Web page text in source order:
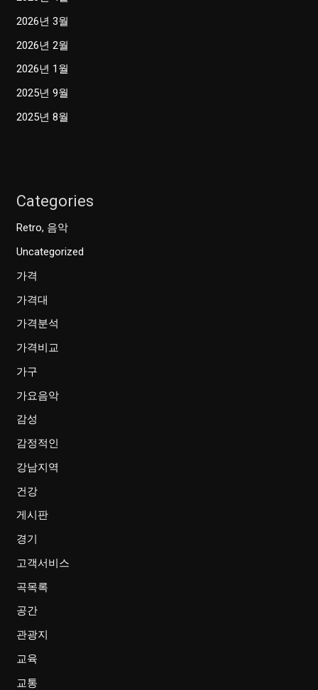
2026년 3월
2026년 2월
2026년 1월
2025년 9월
2025년 8월
Categories
Retro, 음악
Uncategorized
가격
가격대
가격분석
가격비교
가구
가요음악
감성
감정적인
강남지역
건강
게시판
경기
고객서비스
곡목록
공간
관광지
교육
교통